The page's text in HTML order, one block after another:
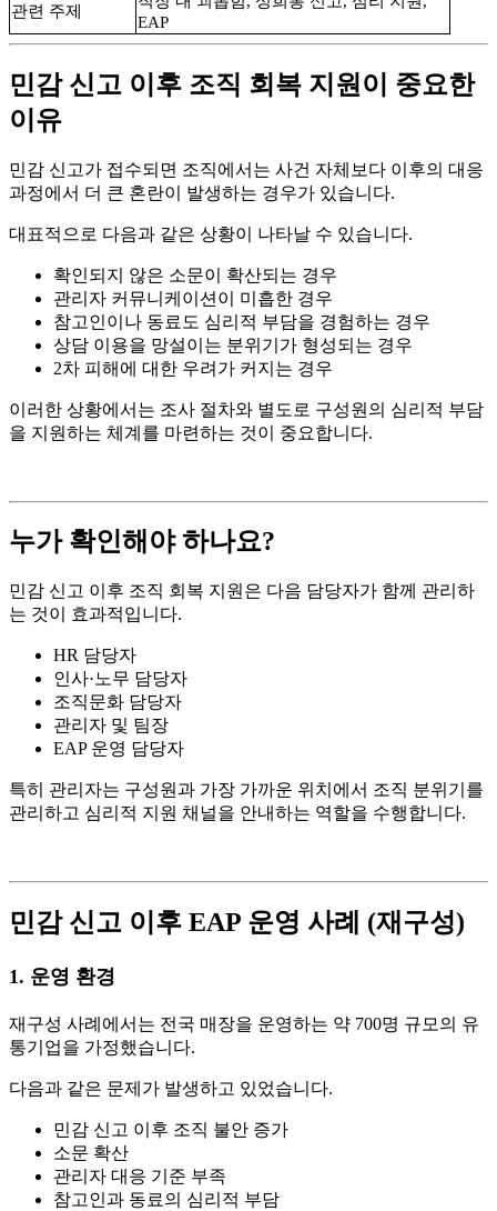
관련 주제
EAP
민감 신고 이후 조직 회복 지원이 중요한
이유
민감 신고가 접수되면 조직에서는 사건 자체보다 이후의 대응
과정에서 더 큰 혼란이 발생하는 경우가 있습니다.
대표적으로 다음과 같은 상황이 나타날 수 있습니다.
확인되지 않은 소문이 확산되는 경우
관리자 커뮤니케이션이 미흡한 경우
참고인이나 동료도 심리적 부담을 경험하는 경우
상담 이용을 망설이는 분위기가 형성되는 경우
2차 피해에 대한 우려가 커지는 경우
이러한 상황에서는 조사 절차와 별도로 구성원의 심리적 부담
을 지원하는 체계를 마련하는 것이 중요합니다.
누가 확인해야 하나요?
민감 신고 이후 조직 회복 지원은 다음 담당자가 함께 관리하
는 것이 효과적입니다.
HR 담당자
인사·노무 담당자
조직문화 담당자
관리자 및 팀장
EAP 운영 담당자
특히 관리자는 구성원과 가장 가까운 위치에서 조직 분위기를
관리하고 심리적 지원 채널을 안내하는 역할을 수행합니다.
민감 신고 이후 EAP 운영 사례 (재구성)
1. 운영 환경
재구성 사례에서는 전국 매장을 운영하는 약 700명 규모의 유
통기업을 가정했습니다.
다음과 같은 문제가 발생하고 있었습니다.
민감 신고 이후 조직 불안 증가
소문 확산
관리자 대응 기준 부족
참고인과 동료의 심리적 부담